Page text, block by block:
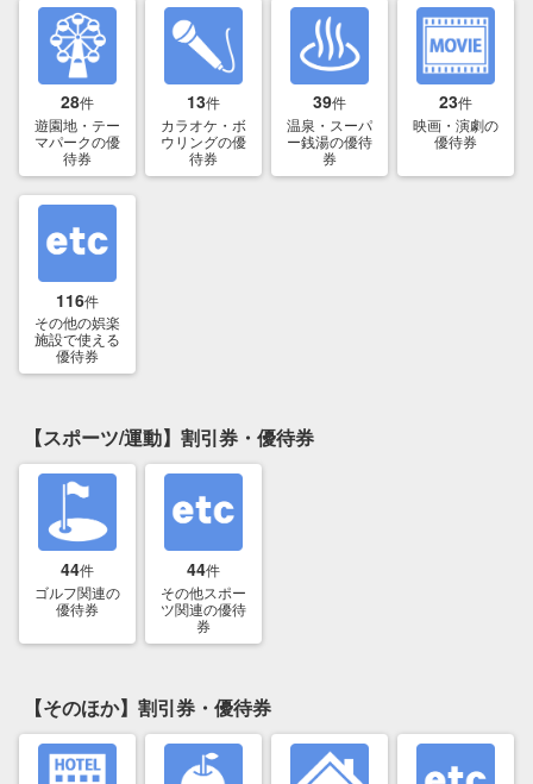
28件
遊園地・テー
マパークの優
待券
13件
カラオケ・ボ
ウリングの優
待券
39件
温泉・スーパ
ー銭湯の優待
券
23件
映画・演劇の
優待券
116件
その他の娯楽
施設で使える
優待券
【スポーツ/運動】割引券・優待券
44件
ゴルフ関連の
優待券
44件
その他スポー
ツ関連の優待
券
【そのほか】割引券・優待券